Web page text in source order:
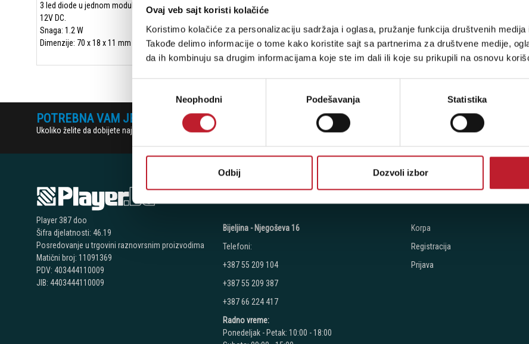
Ovaj veb sajt koristi kolačiće
Koristimo kolačiće za personalizaciju sadržaja i oglasa, pružanje funkcija društvenih medija
Takođe delimo informacije o tome kako koristite sajt sa partnerima za društvene medije,
da ih kombinuju sa drugim informacijama koje ste im dali ili koje su prikupili na osnovu
сагласностиNeophodni Podešavanja Statistika
Odbij Dozvoli izbor
3 led diode u jednom modulu
12V DC.
Snaga: 1.2 W
Dimenzije: 70 x 18 x 11 mm
POTREBNA VAM JE POMOĆ? POZOVITE NAS!
Ukoliko želite da dobijete najnovije informacije o novitetima i popustima, prijavite se na naš NEWSLETTER!
Player 387 doo
Šifra djelatnosti: 46.19
Posredovanje u trgovini raznovrsnim proizvodima
Matični broj: 11091369
PDV: 403444110009
JIB: 4403444110009
Bijeljina - Njegoševa 16
Telefoni:
+387 55 209 104
+387 55 209 387
+387 66 224 417
Radno vreme:
Ponedeljak - Petak: 10:00 - 18:00
Korpa
Registracija
Prijava